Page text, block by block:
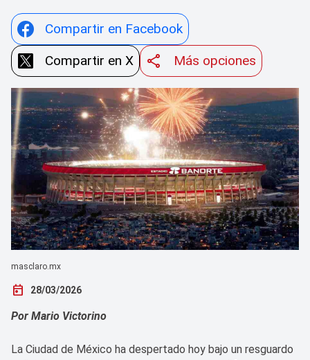
Compartir en Facebook
Compartir en X
Más opciones
masclaro.mx
today 28/03/2026
Por Mario Victorino
La Ciudad de México ha despertado hoy bajo un resguardo